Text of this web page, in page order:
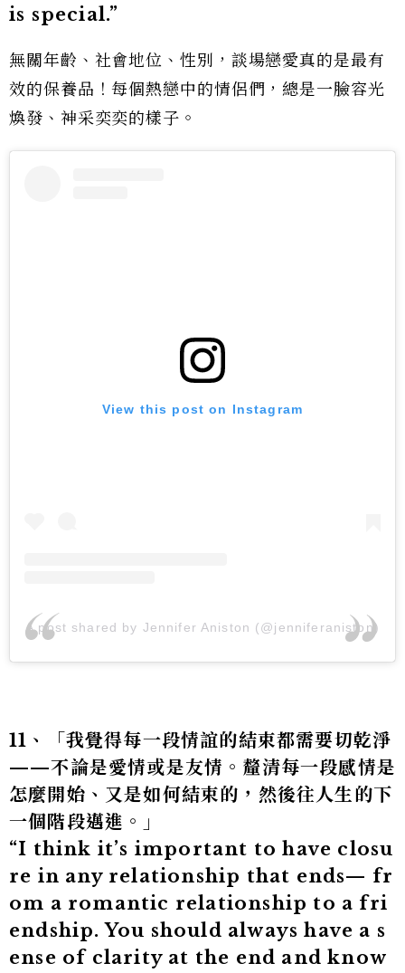
is special.”
無關年齡、社會地位、性別，談場戀愛真的是最有
效的保養品！每個熱戀中的情侶們，總是一臉容光
煥發、神采奕奕的樣子。
View this post on Instagram
A post shared by Jennifer Aniston (@jenniferaniston)
11、「我覺得每一段情誼的結束都需要切乾淨
——不論是愛情或是友情。釐清每一段感情是
怎麼開始、又是如何結束的，然後往人生的下
一個階段邁進。」
“I think it’s important to have closu
re in any relationship that ends— fr
om a romantic relationship to a fri
endship. You should always have a s
ense of clarity at the end and know